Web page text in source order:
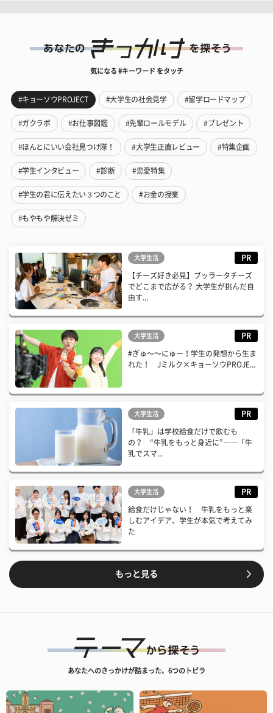
気になる #キーワード をタッチ
#キョーソウPROJECT #大学生の社会見学 #留学ロードマップ
#ガクラボ #お仕事図鑑 #先輩ロールモデル #プレゼント
#ほんとにいい会社見つけ隊！ #大学生正直レビュー #特集企画
#学生インタビュー #診断 #恋愛特集
#学生の君に伝えたい３つのこと #お金の授業
#もやもや解決ゼミ
大学生活 PR
【チーズ好き必見】ブッラータチーズ
でどこまで広がる？ 大学生が挑んだ自
由す...
大学生活 PR
#ぎゅ〜〜にゅー！学生の発想から生ま
れた！ Jミルク×キョーソウPROJE...
大学生活 PR
「牛乳」は学校給食だけで飲むも
の？ “牛乳をもっと身近に”――「牛
乳でスマ...
大学生活 PR
給食だけじゃない！ 牛乳をもっと楽
しむアイデア、学生が本気で考えてみ
た
もっと見る
あなたへのきっかけが詰まった、6つのトビラ